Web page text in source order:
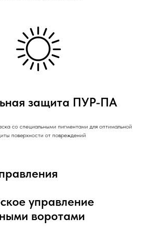
защита ПУР-ПА
со специальными пигментами для оптимальной
поверхности от повреждений
управление
воротами